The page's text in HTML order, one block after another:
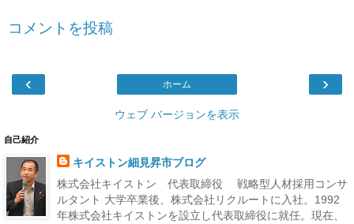
コメントを投稿
‹ ›
ホーム
ウェブ バージョンを表示
自己紹介
キイストン細見昇市ブログ
株式会社キイストン 代表取締役 戦略型人材採用コンサ
ルタント 大学卒業後、株式会社リクルートに入社。1992
年株式会社キイストンを設立し代表取締役に就任。現在、